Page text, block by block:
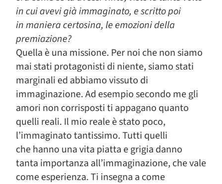
in cui avevi già immaginato, e scritto poi
inmaniera certosina, le emozioni della
premiazione?
Quella è una missione. Per noi che non siamo
mai stati protagonisti di niente, siamo stati
marginali ed abbiamo vissuto di
immaginazione. Ad esempio secondo me gli
amori non corrisposti ti appagano quanto
quelli reali. Il mio reale è stato poco,
l’immaginato tantissimo. Tutti quelli
che hanno una vita piatta e grigia danno
tanta importanza all’immaginazione, che vale
come esperienza. Ti insegna a come